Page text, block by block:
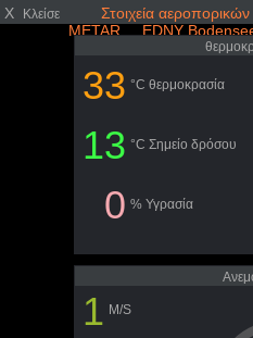
X Κλείσε
Στοιχεία
METAR EDNY
33 °C θερμοκρασία
13 °C Σημείο δρόσου
0 % Υγρασία
1 M/S